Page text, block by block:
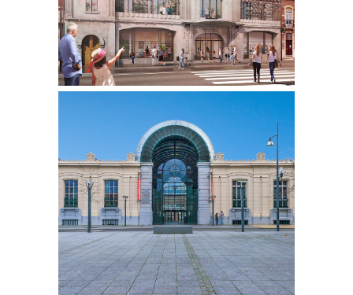
SAINT QUENTIN | 02
FRICHE BEAUDEUX
COMPLEXE
CINÉMATOGRAPHIQUE &
GALERIE COMMERCIALE
ARMENTIERES | 59